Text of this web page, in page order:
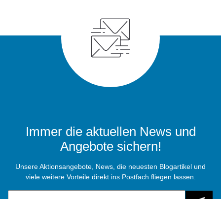
Immer die aktuellen News und
Angebote sichern!
Unsere Aktionsangebote, News, die neuesten Blogartikel und
viele weitere Vorteile direkt ins Postfach fliegen lassen.